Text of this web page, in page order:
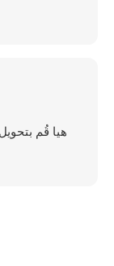
هيا قُم